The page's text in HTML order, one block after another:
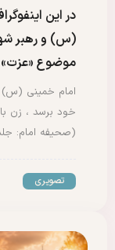
در این
(س) و رهبر
موضوع
امام خمینی (س)
خود برسد ، زن
(صحیفه امام: جلد ۶ ، ص ۳۰۰) _زن مربی انسان است
تصویری